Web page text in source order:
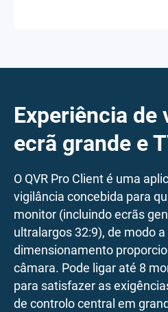
Experiência de
ecrã grande e
O QVR Pro Client é uma
vigilância concebida para
monitor (incluindo ecrãs
ultralargos 32:9), de modo
dimensionamento
câmara. Pode ligar até 8
para satisfazer as
de controlo central em